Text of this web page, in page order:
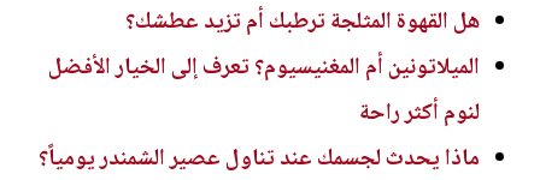
هل القهوة المثلجة ترطبك أم تزيد عطشك؟
الميلاتونين أم المغنيسيوم؟ تعرف إلى الخيار الأفضل
لنوم أكثر راحة
ماذا يحدث لجسمك عند تناول عصير الشمندر يومياً؟